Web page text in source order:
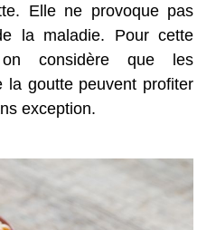
Elle ne provoque pas
la maladie. Pour cette
on considère que les
la goutte peuvent profiter
exception.